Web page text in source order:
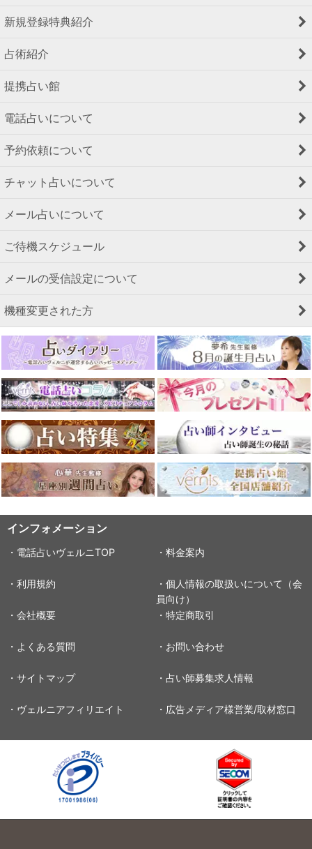
新規登録特典紹介
占術紹介
提携占い館
電話占いについて
予約依頼について
チャット占いについて
メール占いについて
ご待機スケジュール
メールの受信設定について
機種変更された方
インフォメーション
・電話占いヴェルニTOP ・料金案内
・利用規約
・個人情報の取扱いについて（会
員向け）
・会社概要
・特定商取引
・よくある質問 ・お問い合わせ
・サイトマップ ・占い師募集求人情報
・ヴェルニアフィリエイト ・広告メディア様営業/取材窓口